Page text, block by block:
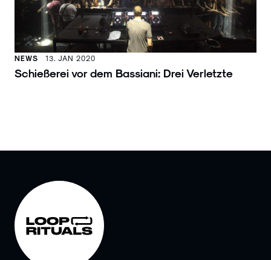
NEWS 13. JAN 2020
Schießerei vor dem Bassiani: Drei Verletzte